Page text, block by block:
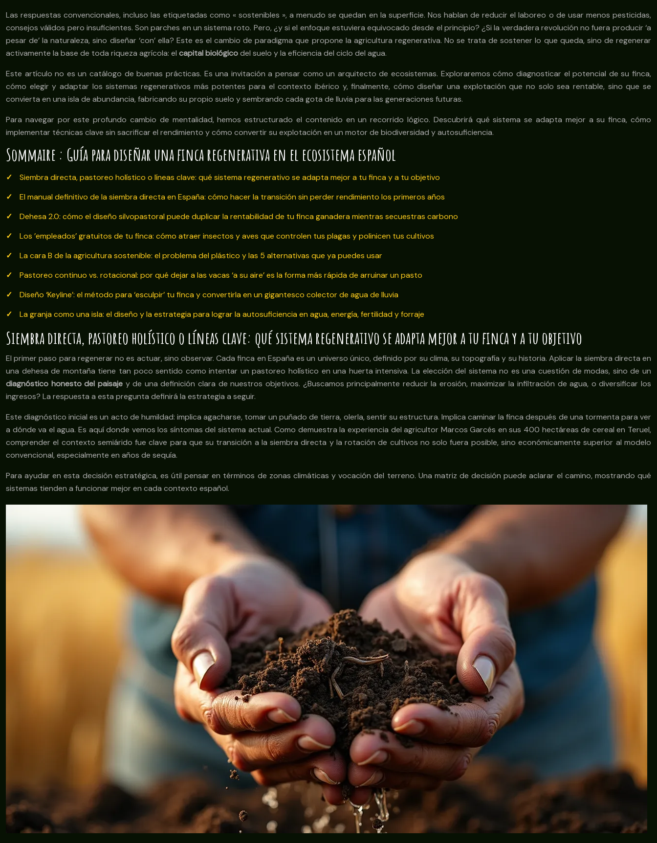
Las respuestas convencionales, incluso las etiquetadas como « sostenibles », a menudo se quedan en la superficie. Nos hablan de reducir el laboreo o de usar menos pesticidas,
consejos válidos pero insuficientes. Son parches en un sistema roto. Pero, ¿y si el enfoque estuviera equivocado desde el principio? ¿Si la verdadera revolución no fuera producir ‘a
pesar de’ la naturaleza, sino diseñar ‘con’ ella? Este es el cambio de paradigma que propone la agricultura regenerativa. No se trata de sostener lo que queda, sino de regenerar
activamente la base de toda riqueza agrícola: el capital biológicodel suelo y la eficiencia del ciclo del agua.
Este artículo no es un catálogo de buenas prácticas. Es una invitación a pensar como un arquitecto de ecosistemas. Exploraremos cómo diagnosticar el potencial de su finca,
cómo elegir y adaptar los sistemas regenerativos más potentes para el contexto ibérico y, finalmente, cómo diseñar una explotación que no solo sea rentable, sino que se
convierta en una isla de abundancia, fabricando su propio suelo y sembrando cada gota de lluvia para las generaciones futuras.
Para navegar por este profundo cambio de mentalidad, hemos estructurado el contenido en un recorrido lógico. Descubrirá qué sistema se adapta mejor a su finca, cómo
implementar técnicas clave sin sacrificar el rendimiento y cómo convertir su explotación en un motor de biodiversidad y autosuficiencia.
Sommaire : Guía para diseñar una finca regenerativa en el ecosistema español
Siembra directa, pastoreo holístico o líneas clave: qué sistema regenerativo se adapta mejor a tu finca y a tu objetivo
El manual definitivo de la siembra directa en España: cómo hacer la transición sin perder rendimiento los primeros años
Dehesa 2.0: cómo el diseño silvopastoral puede duplicar la rentabilidad de tu finca ganadera mientras secuestras carbono
Los ’empleados’ gratuitos de tu finca: cómo atraer insectos y aves que controlen tus plagas y polinicen tus cultivos
La cara B de la agricultura sostenible: el problema del plástico y las 5 alternativas que ya puedes usar
Pastoreo continuo vs. rotacional: por qué dejar a las vacas ‘a su aire’ es la forma más rápida de arruinar un pasto
Diseño ‘Keyline’: el método para ‘esculpir’ tu finca y convertirla en un gigantesco colector de agua de lluvia
La granja como una isla: el diseño y la estrategia para lograr la autosuficiencia en agua, energía, fertilidad y forraje
Siembra directa, pastoreo holístico o líneas clave: qué sistema regenerativo se adapta mejor a tu finca y a tu objetivo
El primer paso para regenerar no es actuar, sino observar. Cada finca en España es un universo único, definido por su clima, su topografía y su historia. Aplicar la siembra directa en
una dehesa de montaña tiene tan poco sentido como intentar un pastoreo holístico en una huerta intensiva. La elección del sistema no es una cuestión de modas, sino de un
diagnóstico honesto del paisajey de una definición clara de nuestros objetivos. ¿Buscamos principalmente reducir la erosión, maximizar la infiltración de agua, o diversificar los
ingresos? La respuesta a esta pregunta definirá la estrategia a seguir.
Este diagnóstico inicial es un acto de humildad: implica agacharse, tomar un puñado de tierra, olerla, sentir su estructura. Implica caminar la finca después de una tormenta para ver
a dónde va el agua. Es aquí donde vemos los síntomas del sistema actual. Como demuestra la experiencia del agricultor Marcos Garcés en sus 400 hectáreas de cereal en Teruel,
comprender el contexto semiárido fue clave para que su transición a la siembra directa y la rotación de cultivos no solo fuera posible, sino económicamente superior al modelo
convencional, especialmente en años de sequía.
Para ayudar en esta decisión estratégica, es útil pensar en términos de zonas climáticas y vocación del terreno. Una matriz de decisión puede aclarar el camino, mostrando qué
sistemas tienden a funcionar mejor en cada contexto español.